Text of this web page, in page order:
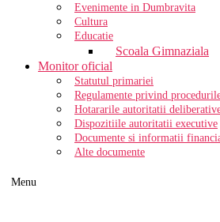
Evenimente in Dumbravita
Cultura
Educatie
Scoala Gimnaziala
Monitor oficial
Statutul primariei
Regulamente privind
Hotararile autoritatii
Dispozitiile autoritatii executive
Documente si informatii
Alte documente
Menu